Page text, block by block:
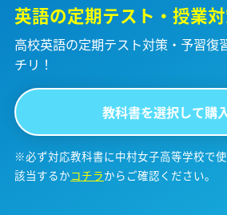
英語の定期テスト・授業
高校英語の定期テスト対策・予習復
チリ！
教科書を選択して購
※必ず対応教科書に中村女子高等学校で
該当するかコチラからご確認ください。